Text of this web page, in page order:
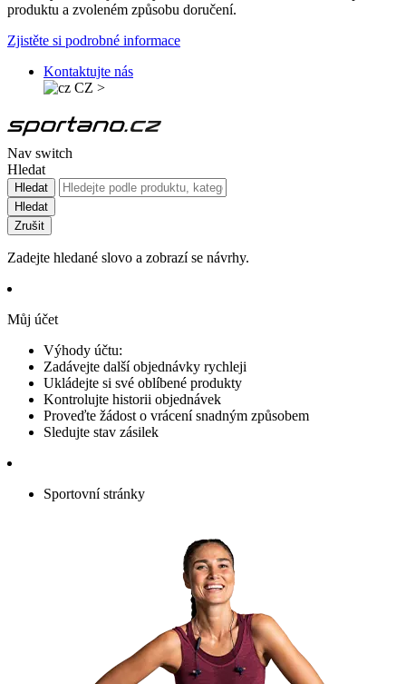
produktu a zvoleném způsobu doručení.
Zjistěte si podrobné informace
Kontaktujte nás
CZ >
Nav switch
Hledat
Hledat
Hledat
Zrušit
Zadejte hledané slovo a zobrazí se návrhy.
Můj účet
Výhody účtu:
Zadávejte další objednávky rychleji
Ukládejte si své oblíbené produkty
Kontrolujte historii objednávek
Proveďte žádost o vrácení snadným způsobem
Sledujte stav zásilek
Sportovní stránky